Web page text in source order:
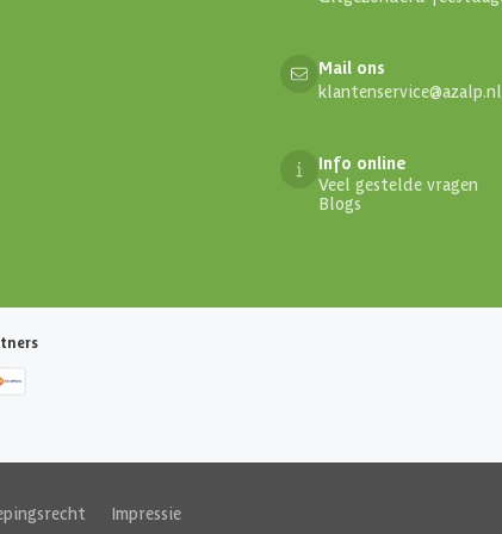
Mail ons
klantenservice@azalp.nl
Info online
Veel gestelde vragen
Blogs
Impressie